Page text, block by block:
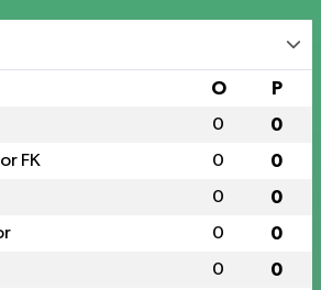
O P
0 0
FK 0 0
0 0
0 0
0 0